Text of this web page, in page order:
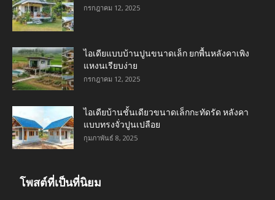
กรกฎาคม 12, 2025
ไอเดียแบบบ้านปูนขนาดเล็ก ยกพื้นหลังคาเพิง
แหงนเรียบง่าย
กรกฎาคม 12, 2025
ไอเดียบ้านชั้นเดียวขนาดเล็กกะทัดรัด หลังคา
แบบทรงจั่วปูนเปลือย
กุมภาพันธ์ 8, 2025
โพสต์ที่เป็นที่นิยม